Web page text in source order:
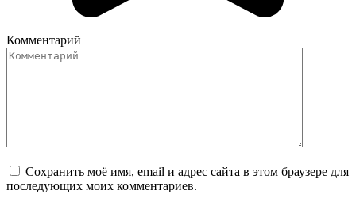
Комментарий
Сохранить моё имя, email и адрес сайта в этом браузере для
последующих моих комментариев.